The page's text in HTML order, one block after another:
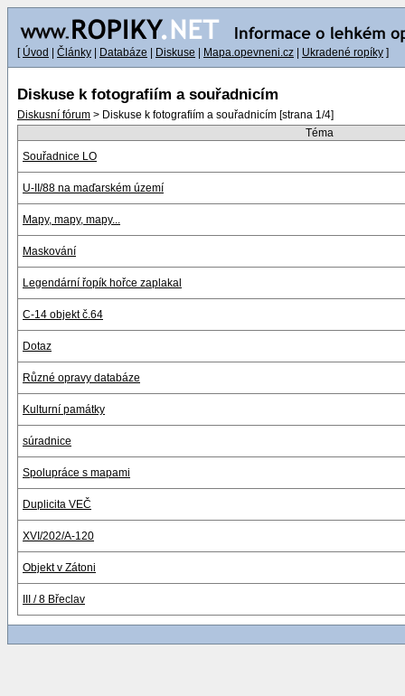
[ Úvod Články Databáze Diskuse Mapa.opevneni.cz Ukradené ropíky ]
Diskuse k fotografiím a souřadnicím
Diskusní fórum > Diskuse k fotografiím a souřadnicím [strana 1/4]
Téma
Souřadnice LO
U-II/88 na maďarském území
Mapy, mapy, mapy...
Maskování
Legendární řopík hořce zaplakal
C-14 objekt č.64
Dotaz
Různé opravy databáze
Kulturní památky
súradnice
Spolupráce s mapami
Duplicita VEČ
XVI/202/A-120
Objekt v Zátoni
III / 8 Břeclav